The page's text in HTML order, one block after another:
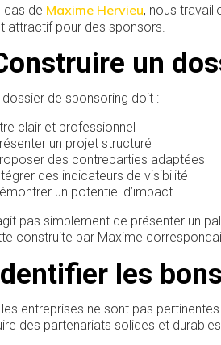
cas de Maxime Hervieu, nous
attractif pour des sponsors.
un
dossier de sponsoring doit :
clair et professionnel
un projet structuré
des contreparties adaptées
des indicateurs de visibilité
un potentiel d’impact
pas simplement de présenter un
construite par Maxime
les
entreprises ne sont pas
des partenariats solides et